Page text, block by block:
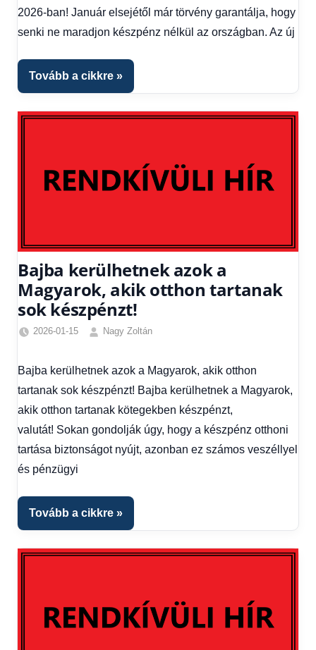
1
Hitel
2026-ban! Január elsejétől már törvény garantálja, hogy
senki ne maradjon készpénz nélkül az országban. Az új
Tovább a cikkre
Bajba kerülhetnek azok a
Magyarok, akik otthon tartanak
sok készpénzt!
2026-01-15
Nagy Zoltán
hírek,
Gazdaság,
Hírek,
Hírek
kézből
Bajba kerülhetnek azok a Magyarok, akik otthon
tartanak sok készpénzt! Bajba kerülhetnek a Magyarok,
akik otthon tartanak kötegekben készpénzt,
valutát! Sokan gondolják úgy, hogy a készpénz otthoni
tartása biztonságot nyújt, azonban ez számos veszéllyel
és pénzügyi
Tovább a cikkre